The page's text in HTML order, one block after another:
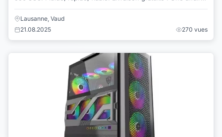
en or ! Lien direct du P...
Lausanne, Vaud
21.08.2025
270 vues